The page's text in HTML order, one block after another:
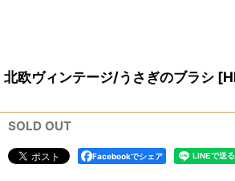
北欧ヴィンテージ/うさぎのブラシ [
SOLD OUT
Facebookでシェア